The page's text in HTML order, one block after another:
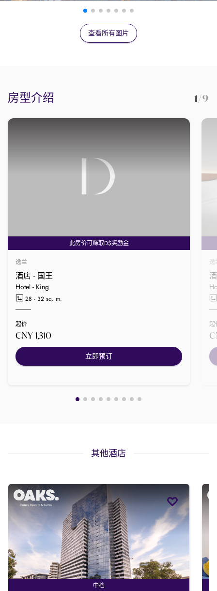
查看所有图片
房型介绍 1/9
此房价可赚取D$奖励金
逸兰
酒店 - 国王
Hotel - King
28 - 32 sq. m.
起价
CNY 1,310
立即预订
逸
起
其他酒店
中档